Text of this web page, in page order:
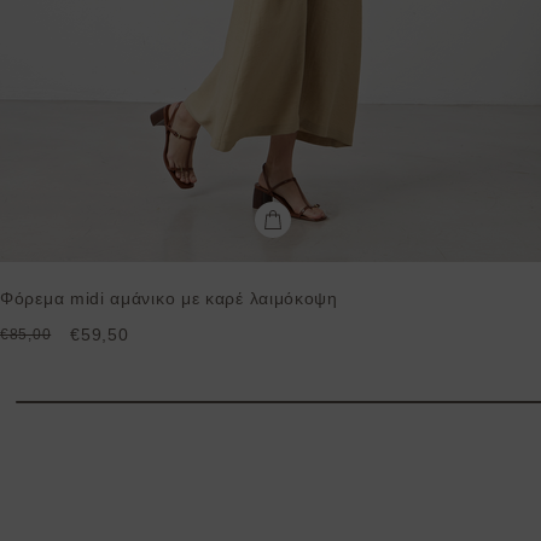
Φόρεμα midi αμάνικο με καρέ λαιμόκοψη
€85,00 €59,50